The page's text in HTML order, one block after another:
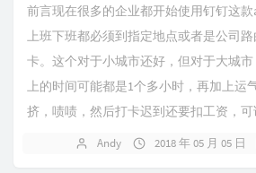
前言现在很多的企业都开始使用钉钉这款
上班下班都必须到指定地点或者是公司
卡。这个对于小城市还好，但对于大城
上的时间可能都是1个多小时，再加上运
挤，啧啧，然后打卡迟到还要扣工资，可
Andy 2018 年 05 月 05 日